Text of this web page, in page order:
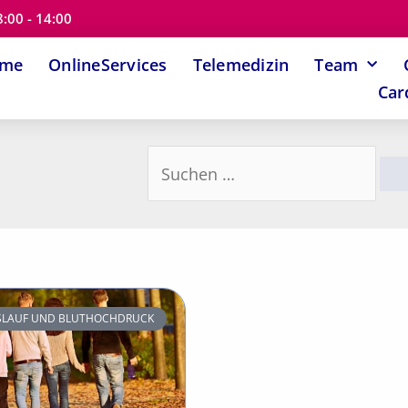
- 14:00
OnlineServices Telemedizin Team
nach:
UND BLUTHOCHDRUCK